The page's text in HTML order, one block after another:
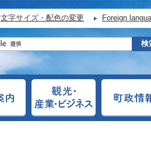
文字サイズ・配色の変更 Foreign